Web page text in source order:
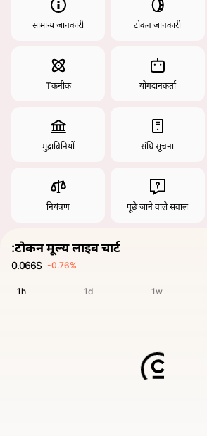
सामान्य जानकारी टोकन जानकारी
Тकनीक योगदानकर्ता
मुद्राविनियों संधि सूचना
नियंत्रण पूछे जाने वाले सवाल
:टोकन मूल्य लाइव चार्ट
0.066$ -0.76%
1h 1d 1w